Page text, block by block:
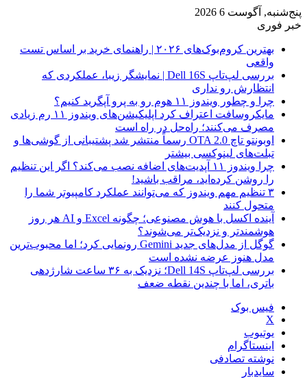
پنج‌شنبه, آگوست 6 2026
خبر فوری
بهترین کروم‌بوک‌های ۲۰۲۶ | راهنمای خرید بر اساس تست
واقعی
بررسی لپ‌تاپ Dell 16S | نمایشگر زیبا، عملکردی که
انتظارش رو نداری
چرا و چطور ویندوز ۱۱ هوم رو به پرو آپگرید کنیم؟
مایکروسافت اعتراف کرد اپلیکیشن‌های ویندوز ۱۱ رم زیادی
مصرف می‌کنند؛ راه‌حل در راه است
اوبونتو تاچ OTA 2.0 رسماً منتشر شد پشتیبانی از گوشی‌ها و
تبلت‌های لینوکسی بیشتر
چرا ویندوز ۱۱ آپدیت‌های اضافه نصب می‌کند؟ اگر این تنظیم
را روشن کرده‌اید، مراقب باشید!
۳ تنظیم مهم ویندوز که می‌توانند عملکرد کامپیوتر شما را
متحول کنند
آینده اکسل با هوش مصنوعی؛ چگونه Excel و AI هر روز
هوشمندتر و نزدیک‌تر می‌شوند؟
گوگل از مدل‌های جدید Gemini رونمایی کرد؛ اما محبوب‌ترین
مدل هنوز عرضه نشده است
بررسی لپ‌تاپ Dell 14S؛ نزدیک به ۳۶ ساعت شارژدهی
باتری، اما با چندین نقطه ضعف
فیس بوک
X
یوتیوب
اینستاگرام
نوشته تصادفی
سایدبار